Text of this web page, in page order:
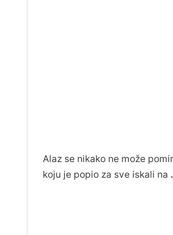
Alaz se nikako ne može
koju je popio za sve iskali na